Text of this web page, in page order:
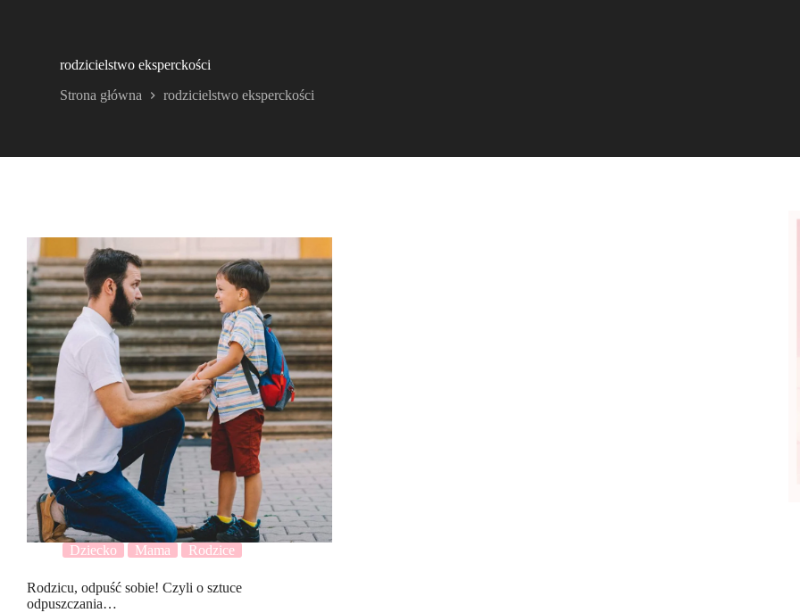
rodzicielstwo eksperckości
Strona główna rodzicielstwo eksperckości
Dziecko Mama Rodzice
Rodzicu, odpuść sobie! Czyli o sztuce
odpuszczania…